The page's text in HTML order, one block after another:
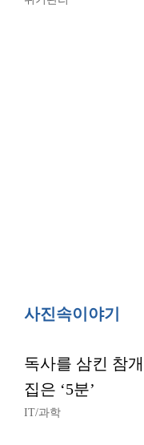
사진속이야기
독사를 삼킨 참
집은 ‘5분’
IT/과학